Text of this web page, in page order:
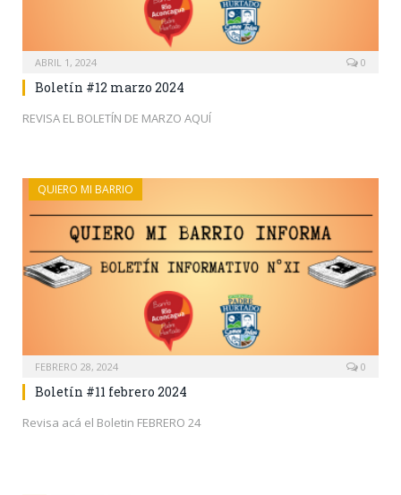
ABRIL 1, 2024 0
Boletín #12 marzo 2024
REVISA EL BOLETÍN DE MARZO AQUÍ
QUIERO MI BARRIO
FEBRERO 28, 2024 0
Boletín #11 febrero 2024
Revisa acá el Boletin FEBRERO 24